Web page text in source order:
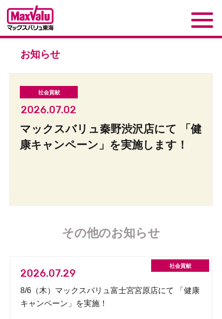
お知らせ
2026.07.02
マックスバリュ秦野渋沢店にて 「健
康キャンペーン」を実施します！
その他のお知らせ
2026.07.29
8/6（木）マックスバリュ富士宮宮原店にて 「健康
キャンペーン」を実施！